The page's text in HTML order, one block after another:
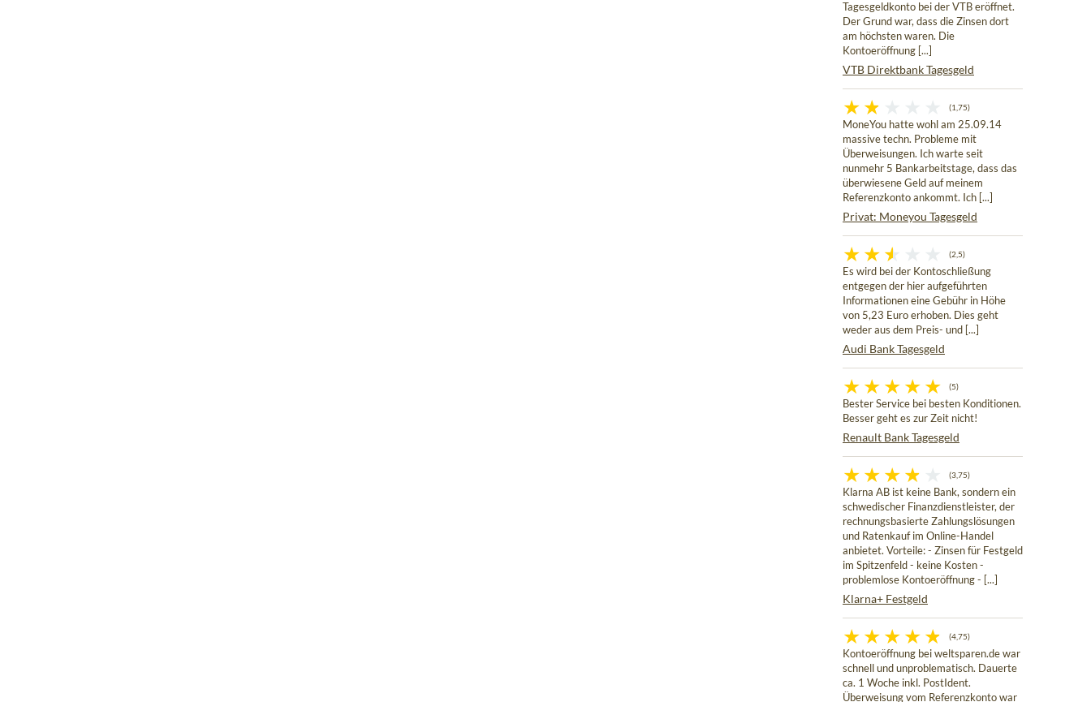
Tagesgeldkonto bei der VTB eröffnet.
Der Grund war, dass die Zinsen dort
am höchsten waren. Die
Kontoeröffnung [...]
VTB Direktbank Tagesgeld
(1,75)
MoneYou hatte wohl am 25.09.14
massive techn. Probleme mit
Überweisungen. Ich warte seit
nunmehr 5 Bankarbeitstage, dass das
überwiesene Geld auf meinem
Referenzkonto ankommt. Ich [...]
Privat: Moneyou Tagesgeld
(2,5)
Es wird bei der Kontoschließung
entgegen der hier aufgeführten
Informationen eine Gebühr in Höhe
von 5,23 Euro erhoben. Dies geht
weder aus dem Preis- und [...]
Audi Bank Tagesgeld
(5)
Bester Service bei besten Konditionen.
Besser geht es zur Zeit nicht!
Renault Bank Tagesgeld
(3,75)
Klarna AB ist keine Bank, sondern ein
schwedischer Finanzdienstleister, der
rechnungsbasierte Zahlungslösungen
und Ratenkauf im Online-Handel
anbietet. Vorteile: - Zinsen für Festgeld
im Spitzenfeld - keine Kosten -
problemlose Kontoeröffnung - [...]
Klarna+ Festgeld
(4,75)
Kontoeröffnung bei weltsparen.de war
schnell und unproblematisch. Dauerte
ca. 1 Woche inkl. PostIdent.
Überweisung vom Referenzkonto war